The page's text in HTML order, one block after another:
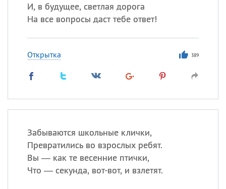
И, в будущее, светлая дорога
На все вопросы даст тебе ответ!
Открытка 389
Забываются школьные клички,
Превратились во взрослых ребят.
Вы — как те весенние птички,
Что — секунда, вот-вот, и взлетят.